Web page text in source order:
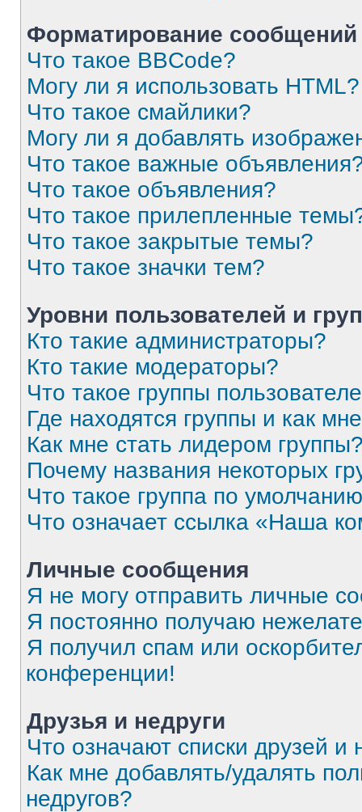
Форматирование
Что такое BBCode?
Могу ли я использовать HTML?
Что такое смайлики?
Могу ли я добавлять
Что такое важные
Что такое объявления?
Что такое прилепленные
Что такое закрытые темы?
Что такое значки тем?
Уровни пользователей и
Кто такие администраторы?
Кто такие модераторы?
Что такое группы
Где находятся группы и как
Как мне стать лидером
Почему названия некоторых
Что такое группа по
Что означает ссылка «Наша
Личные сообщения
Я не могу отправить личные
Я постоянно получаю
Я получил спам или
конференции!
Друзья и недруги
Что означают списки друзей и
Как мне добавлять/удалять
недругов?